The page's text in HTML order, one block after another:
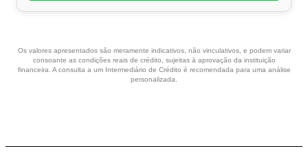
Os valores apresentados são meramente indicativos, não vinculativos, e podem variar
consoante as condições reais de crédito, sujeitas à aprovação da instituição
financeira. A consulta a um Intermediário de Crédito é recomendada para uma análise
personalizada.